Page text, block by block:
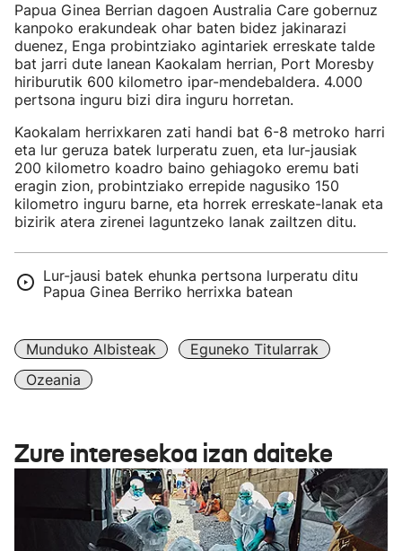
Papua Ginea Berrian dagoen Australia Care gobernuz
kanpoko erakundeak ohar baten bidez jakinarazi
duenez, Enga probintziako agintariek erreskate talde
bat jarri dute lanean Kaokalam herrian, Port Moresby
hiriburutik 600 kilometro ipar-mendebaldera. 4.000
pertsona inguru bizi dira inguru horretan.
Kaokalam herrixkaren zati handi bat 6-8 metroko harri
eta lur geruza batek lurperatu zuen, eta lur-jausiak
200 kilometro koadro baino gehiagoko eremu bati
eragin zion, probintziako errepide nagusiko 150
kilometro inguru barne, eta horrek erreskate-lanak eta
bizirik atera zirenei laguntzeko lanak zailtzen ditu.
Lur-jausi batek ehunka pertsona lurperatu ditu
Papua Ginea Berriko herrixka batean
Munduko Albisteak
Eguneko Titularrak
Ozeania
Zure interesekoa izan daiteke